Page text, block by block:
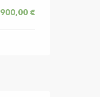
900,00 €